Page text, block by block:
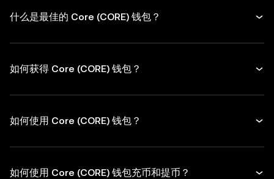
什么是最佳的 Core (CORE) 钱包？
如何获得 Core (CORE) 钱包？
如何使用 Core (CORE) 钱包？
如何使用 Core (CORE) 钱包充币和提币？